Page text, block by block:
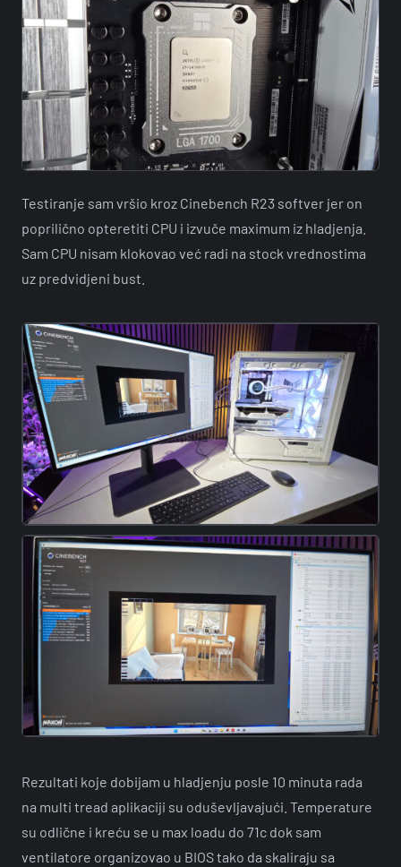
Testiranje sam vršio kroz Cinebench R23 softver jer on
poprilično opteretiti CPU i izvuče maximum iz hladjenja.
Sam CPU nisam klokovao već radi na stock vrednostima
uz predvidjeni bust.
Rezultati koje dobijam u hladjenju posle 10 minuta rada
na multi tread aplikaciji su oduševljavajući. Temperature
su odlične i kreću se u max loadu do 71c dok sam
ventilatore organizovao u BIOS tako da skaliraju sa